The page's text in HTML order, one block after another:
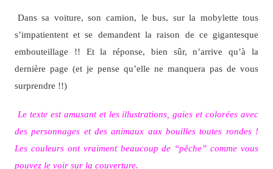
Dans sa voiture, son camion, le bus, sur la mobylette tous
s’impatientent et se demandent la raison de ce gigantesque
embouteillage !! Et la réponse, bien sûr, n’arrive qu’à la
dernière page (et je pense qu’elle ne manquera pas de vous
surprendre !!)
Le texte est amusant et les illustrations, gaies et colorées avec
des personnages et des animaux aux bouilles toutes rondes !
Les couleurs ont vraiment beaucoup de “pêche” comme vous
pouvez le voir sur la couverture.